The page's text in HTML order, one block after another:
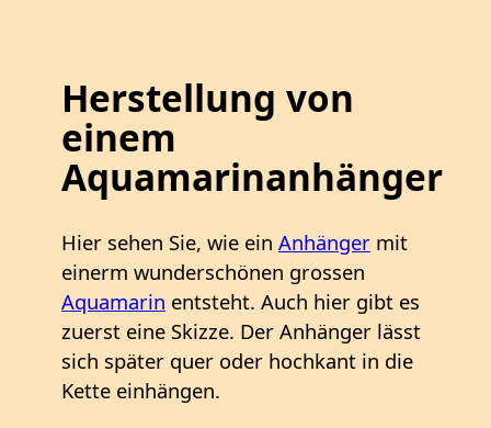
Herstellung von
einem
Aquamarinanhänger
Hier sehen Sie, wie ein Anhänger mit
einerm wunderschönen grossen
Aquamarin entsteht. Auch hier gibt es
zuerst eine Skizze. Der Anhänger lässt
sich später quer oder hochkant in die
Kette einhängen.